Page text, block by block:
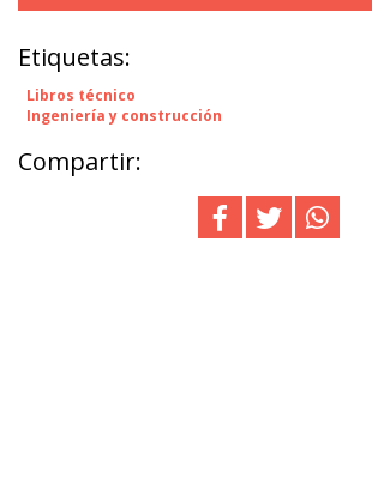
Etiquetas:
Libros técnico
Ingeniería y construcción
Compartir: